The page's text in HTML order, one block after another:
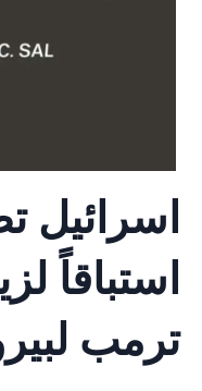
اسرائيل
استباقاً
ترمب